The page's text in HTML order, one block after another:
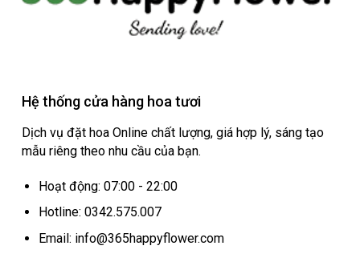
Hệ thống cửa hàng hoa tươi
Dịch vụ đặt hoa Online chất lượng, giá hợp lý, sáng tạo
mẫu riêng theo nhu cầu của bạn.
Hoạt động: 07:00 - 22:00
Hotline: 0342.575.007
Email: info@365happyflower.com